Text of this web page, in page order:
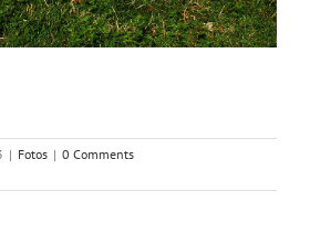
| Fotos | 0 Comments